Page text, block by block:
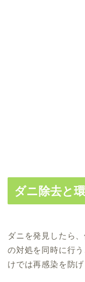
ダニ除去と
ダニを発見したら
の対処を同時に行
けでは再感染を防げ